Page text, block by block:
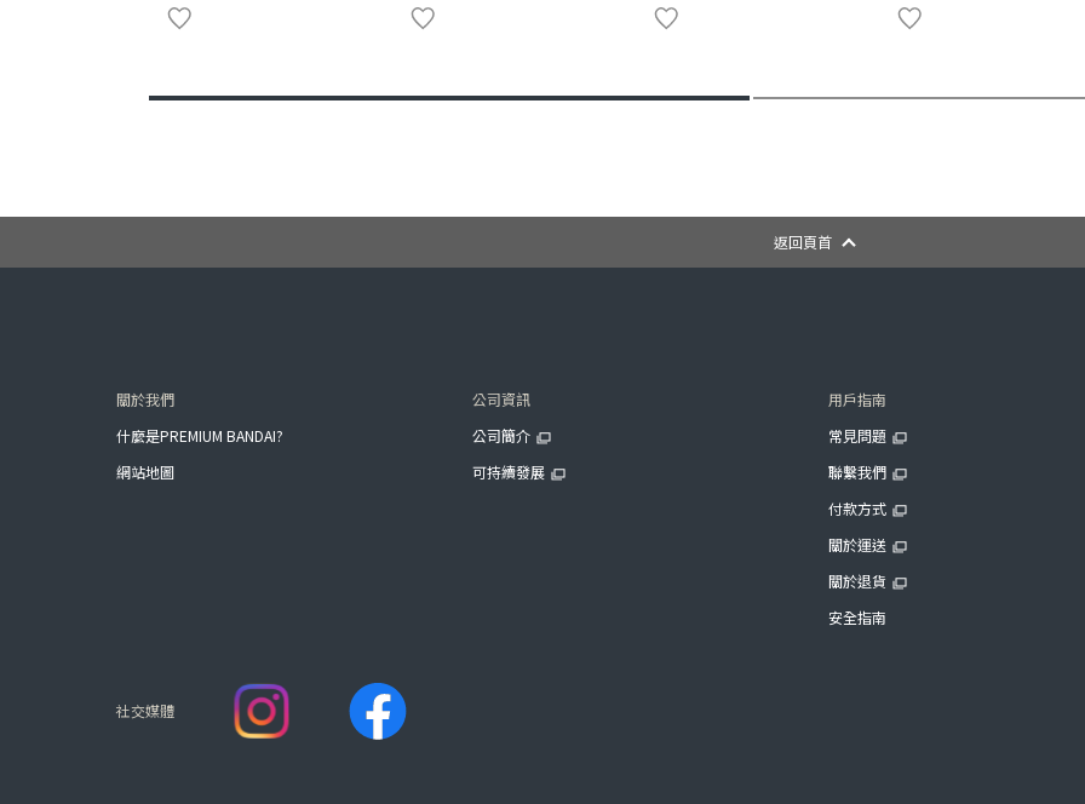
返回頁首
關於我們
什麼是PREMIUM BANDAI?
網站地圖
公司資訊
公司簡介
可持續發展
用戶指南
常見問題
聯繫我們
付款方式
關於運送
關於退貨
安全指南
社交媒體